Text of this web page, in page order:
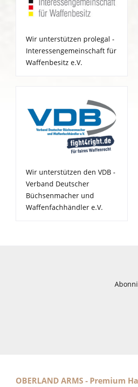
Wir unterstützen prolegal -
Interessengemeinschaft für
Waffenbesitz e.V.
Wir unterstützen den VDB -
Verband Deutscher
Büchsenmacher und
Waffenfachhändler e.V.
OBERLAND ARMS - Premium